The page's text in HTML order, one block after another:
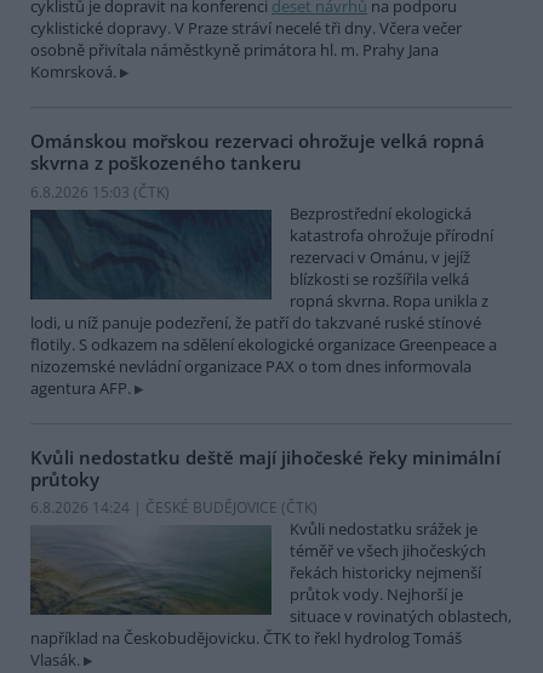
cyklistů je dopravit na konferenci deset návrhů na podporu
cyklistické dopravy. V Praze stráví necelé tři dny. Včera večer
osobně přivítala náměstkyně primátora hl. m. Prahy Jana
Komrsková.
Ománskou mořskou rezervaci ohrožuje velká ropná
skvrna z poškozeného tankeru
6.8.2026 15:03 (ČTK)
Bezprostřední ekologická
katastrofa ohrožuje přírodní
rezervaci v Ománu, v jejíž
blízkosti se rozšířila velká
ropná skvrna. Ropa unikla z
lodi, u níž panuje podezření, že patří do takzvané ruské stínové
flotily. S odkazem na sdělení ekologické organizace Greenpeace a
nizozemské nevládní organizace PAX o tom dnes informovala
agentura AFP.
Kvůli nedostatku deště mají jihočeské řeky minimální
průtoky
6.8.2026 14:24 | ČESKÉ BUDĚJOVICE (ČTK)
Kvůli nedostatku srážek je
téměř ve všech jihočeských
řekách historicky nejmenší
průtok vody. Nejhorší je
situace v rovinatých oblastech,
například na Českobudějovicku. ČTK to řekl hydrolog Tomáš
Vlasák.